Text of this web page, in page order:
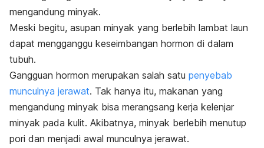
mengandung minyak.
Meski begitu, asupan minyak yang berlebih lambat laun
dapat mengganggu keseimbangan hormon di dalam
tubuh.
Gangguan hormon merupakan salah satu penyebab
munculnya jerawat. Tak hanya itu, makanan yang
mengandung minyak bisa merangsang kerja kelenjar
minyak pada kulit. Akibatnya, minyak berlebih menutup
pori dan menjadi awal munculnya jerawat.